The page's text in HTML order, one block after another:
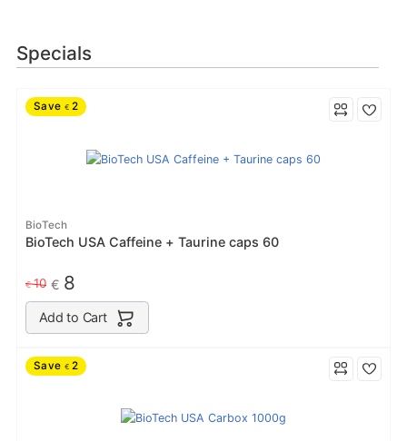
Specials
Save € 2
BioTech
BioTech USA Caffeine + Taurine caps 60
€10 € 8
Add to Cart
Save € 2